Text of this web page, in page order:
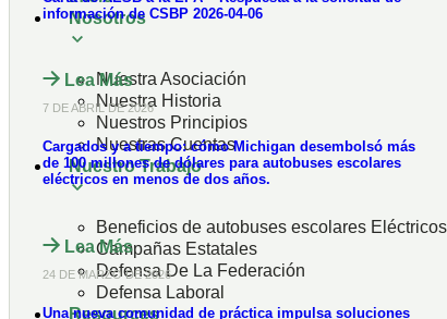
Nosotros
Nuestra Asociación
Nuestra Historia
Nuestros Principios
Nuestras Cuentas
Nuestro Trabajo
Beneficios de autobuses escolares Eléctricos
Campañas Estatales
Defensa De La Federación
Defensa Laboral
Resources
información de CSBP 2026-04-06
Lea Más
7 DE ABRIL DE 2026
Cargados y a tiempo: cómo Michigan desembolsó más
de 100 millones de dólares para autobuses escolares
eléctricos en menos de dos años.
Lea Más
24 DE MARZO DE 2026
Una nueva comunidad de práctica impulsa soluciones